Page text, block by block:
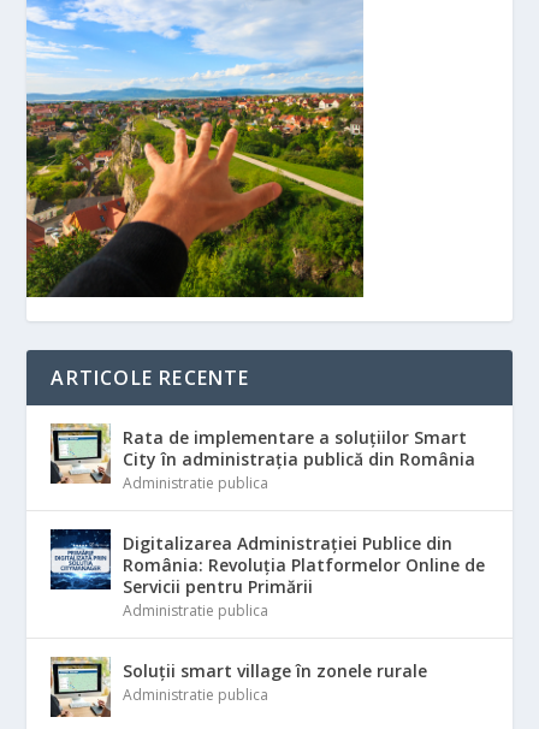
ARTICOLE RECENTE
Rata de implementare a soluțiilor Smart
City în administrația publică din România
Administratie publica
Digitalizarea Administrației Publice din
România: Revoluția Platformelor Online de
Servicii pentru Primării
Administratie publica
Soluții smart village în zonele rurale
Administratie publica